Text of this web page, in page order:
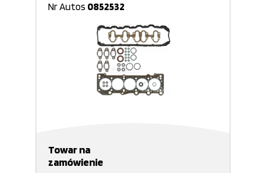
Nr Autos 0852532
Towar na
zamówienie